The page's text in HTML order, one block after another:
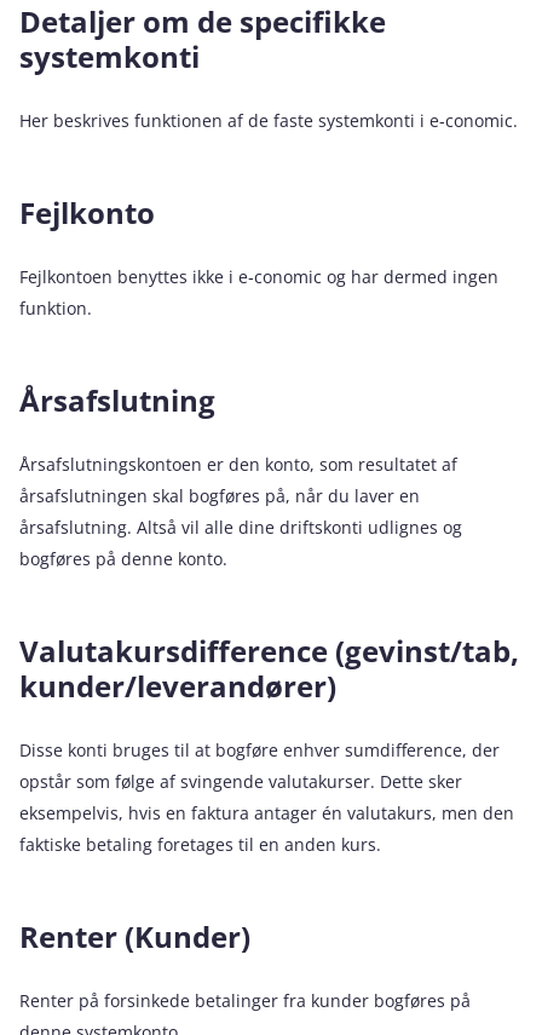
Detaljer om de specifikke
systemkonti
Her beskrives funktionen af de faste systemkonti i e‑conomic.
Fejlkonto
Fejlkontoen benyttes ikke i e‑conomic og har dermed ingen
funktion.
Årsafslutning
Årsafslutningskontoen er den konto, som resultatet af
årsafslutningen skal bogføres på, når du laver en
årsafslutning. Altså vil alle dine driftskonti udlignes og
bogføres på denne konto.
Valutakursdifference (gevinst/tab,
kunder/leverandører)
Disse konti bruges til at bogføre enhver sumdifference, der
opstår som følge af svingende valutakurser. Dette sker
eksempelvis, hvis en faktura antager én valutakurs, men den
faktiske betaling foretages til en anden kurs.
Renter (Kunder)
Renter på forsinkede betalinger fra kunder bogføres på